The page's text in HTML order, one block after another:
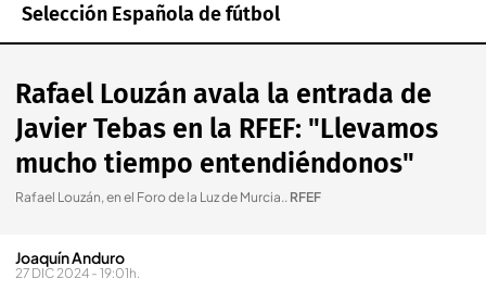
Selección Española de fútbol
Rafael Louzán avala la entrada de
Javier Tebas en la RFEF: "Llevamos
mucho tiempo entendiéndonos"
Rafael Louzán, en el Foro de la Luz de Murcia.. RFEF
Joaquín Anduro
27 DIC 2024 - 19:01h.